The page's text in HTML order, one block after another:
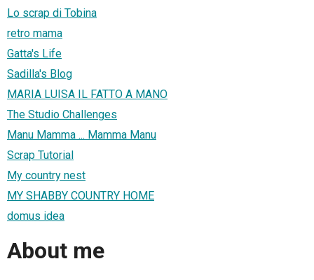
Lo scrap di Tobina
retro mama
Gatta's Life
Sadilla's Blog
MARIA LUISA IL FATTO A MANO
The Studio Challenges
Manu Mamma ... Mamma Manu
Scrap Tutorial
My country nest
MY SHABBY COUNTRY HOME
domus idea
About me